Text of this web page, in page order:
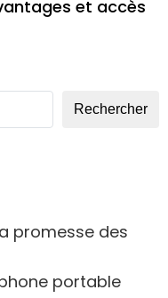
et accès
Rechercher
promesse des
portable